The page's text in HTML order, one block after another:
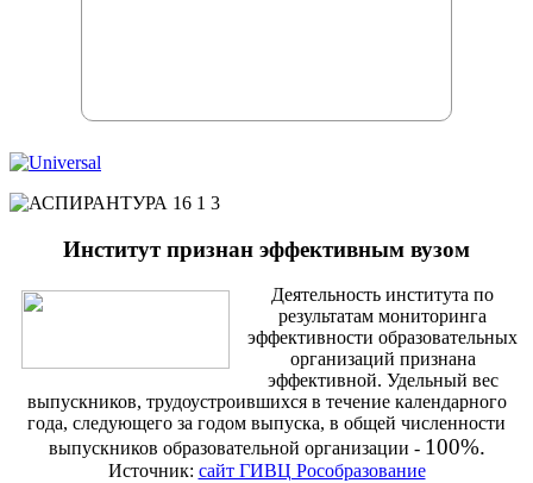
Институт признан эффективным вузом
Деятельность института по
результатам мониторинга
эффективности образовательных
организаций признана
эффективной. Удельный вес
выпускников, трудоустроившихся в течение календарного
года, следующего за годом выпуска, в общей численности
выпускников образовательной организации - 100%.
Источник: сайт ГИВЦ Рособразование